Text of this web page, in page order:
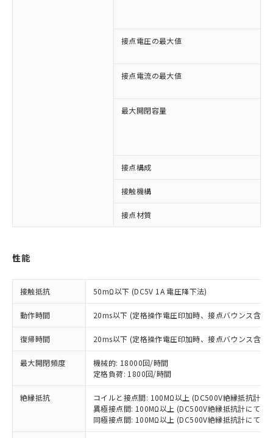
接点電圧の最大値
接点電流の最大値
最大開閉容量
接点構成
接触機構
接点材質
性能
接触抵抗 50mΩ以下 (DC5V 1A 電圧降下法)
動作時間 20ms以下 (定格操作電圧印加時、接点バウンス含ま
復帰時間 20ms以下 (定格操作電圧印加時、接点バウンス含ま
最大開閉頻度
機械的: 18000回/時間
定格負荷: 1800回/時間
絶縁抵抗
コイルと接点間: 100MΩ以上 (DC500V絶縁抵抗計に
異極接点間: 100MΩ以上 (DC500V絶縁抵抗計にて)
同極接点間: 100MΩ以上 (DC500V絶縁抵抗計にて)
ご利用条件
以下の条件をお読みいただき、同意のうえ
本サービスは、当社制御機器事業取扱
商品の当社在庫状況および標準価格
(税抜)を提供させていただくもので
当社制御機器事業取扱商品の中には、
本サービスの対象外となる商品もある
対応予定：EU RoHS指令（10物質）の非含
有に対応した製品に切り替える予定のある
商品です。
対応予定なし：EU RoHS指令（10物質）の
非含有に非対応の商品で、対応品を出す予
定はありません。
調査・確認中：EU RoHS指令（10物質）の
非含有の対応状況を調査中または確認中の
商品です。
非該当品：ライセンス料など無形物で、有
害物質有無と関係のない商品です。
仕入先様の事情により、非含有部品として
※1 中国RoHS○×表
「○」：最大均質材料含有率が中国RoHSの
基準値以下であることを示します。
「×」：最大均質材料含有率が中国RoHSの